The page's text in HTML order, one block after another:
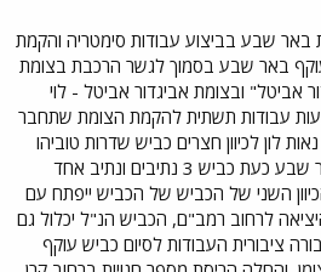
באר שבע בביצוע עבודות סימטריה והקמת
באר שבע בסמוך לגשר הרכבת בצומת
אביטל" ובצומת אביגדור אביטל - לוי
עבודות תשתית להקמת הצומת שתחבר
לון לכיוון חצרים כביש שדרות טוביהו
שהורחב לכיוון היציאה מבאר שבע כעת כביש 3 נתיבים ונתיב אחד
השני של הכביש של הכביש ייפתח עם
לרחוב רמב"ם, הכביש הנ"ל יכלול גם
ציבורית העבודות לסיום כביש עוקף